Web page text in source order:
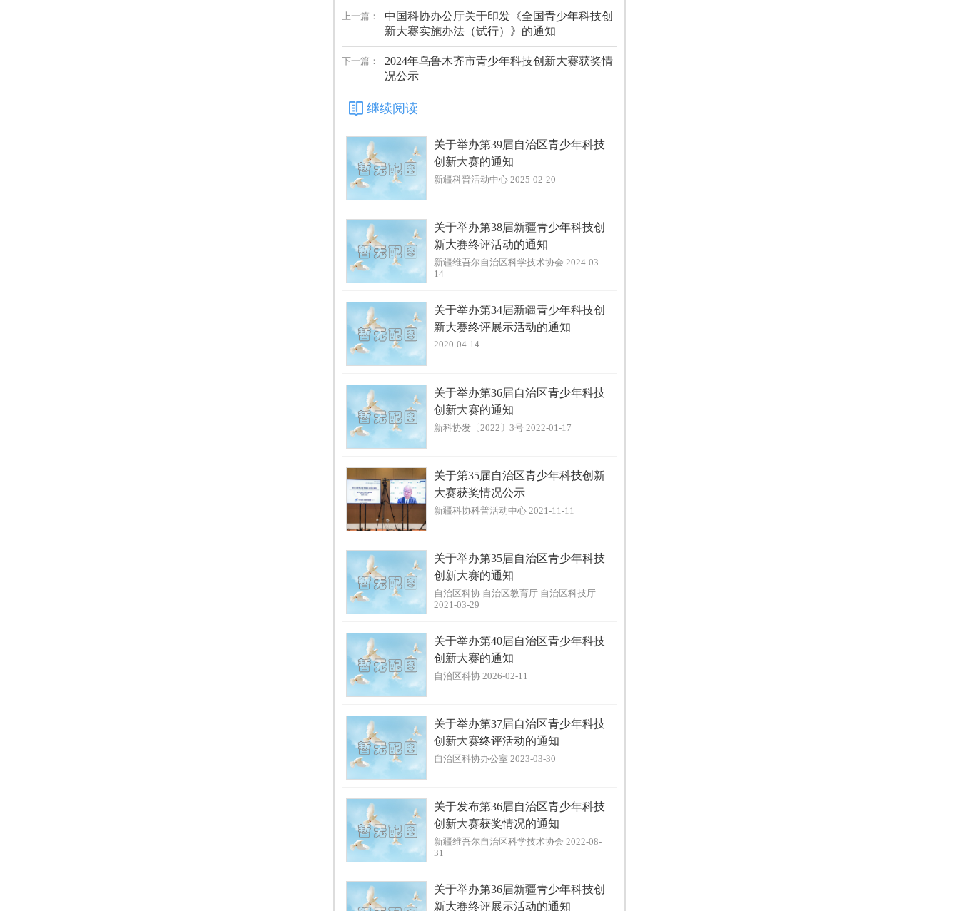
上一篇：
中国科协办公厅关于印发《全国青少年科技创
新大赛实施办法（试行）》的通知
下一篇：
2024年乌鲁木齐市青少年科技创新大赛获奖情
况公示
继续阅读
关于举办第39届自治区青少年科技
创新大赛的通知
新疆科普活动中心 2025-02-20
关于举办第38届新疆青少年科技创
新大赛终评活动的通知
新疆维吾尔自治区科学技术协会 2024-03-
14
关于举办第34届新疆青少年科技创
新大赛终评展示活动的通知
2020-04-14
关于举办第36届自治区青少年科技
创新大赛的通知
新科协发〔2022〕3号 2022-01-17
关于第35届自治区青少年科技创新
大赛获奖情况公示
新疆科协科普活动中心 2021-11-11
关于举办第35届自治区青少年科技
创新大赛的通知
自治区科协 自治区教育厅 自治区科技厅
2021-03-29
关于举办第40届自治区青少年科技
创新大赛的通知
自治区科协 2026-02-11
关于举办第37届自治区青少年科技
创新大赛终评活动的通知
自治区科协办公室 2023-03-30
关于发布第36届自治区青少年科技
创新大赛获奖情况的通知
新疆维吾尔自治区科学技术协会 2022-08-
31
关于举办第36届新疆青少年科技创
新大赛终评展示活动的通知